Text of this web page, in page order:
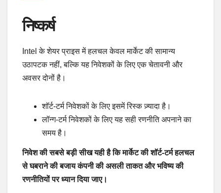
निष्कर्ष
Intel के शेयर प्राइस में हलचल केवल मार्केट की सामान्य
उठापटक नहीं, बल्कि यह निवेशकों के लिए एक चेतावनी और
अवसर दोनों है।
शॉर्ट-टर्म निवेशकों के लिए इसमें रिस्क ज़्यादा है।
लॉन्ग-टर्म निवेशकों के लिए यह सही रणनीति अपनाने का
समय है।
निवेश की सबसे बड़ी सीख यही है कि मार्केट की शॉर्ट-टर्म हलचल
से घबराने की बजाय कंपनी की असली ताकत और भविष्य की
रणनीतियों पर ध्यान दिया जाए।